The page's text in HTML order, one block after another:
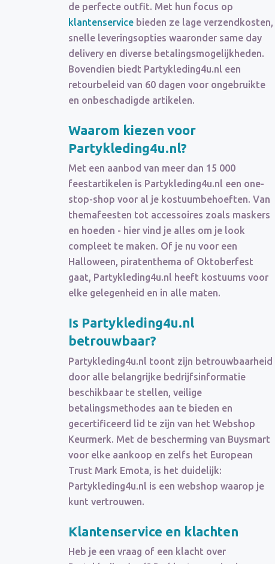
de perfecte outfit. Met hun focus op
klantenservice bieden ze lage verzendkosten,
snelle leveringsopties waaronder same day
delivery en diverse betalingsmogelijkheden.
Bovendien biedt Partykleding4u.nl een
retourbeleid van 60 dagen voor ongebruikte
en onbeschadigde artikelen.
Waarom kiezen voor
Partykleding4u.nl?
Met een aanbod van meer dan 15 000
feestartikelen is Partykleding4u.nl een one-
stop-shop voor al je kostuumbehoeften. Van
themafeesten tot accessoires zoals maskers
en hoeden - hier vind je alles om je look
compleet te maken. Of je nu voor een
Halloween, piratenthema of Oktoberfest
gaat, Partykleding4u.nl heeft kostuums voor
elke gelegenheid en in alle maten.
Is Partykleding4u.nl
betrouwbaar?
Partykleding4u.nl toont zijn betrouwbaarheid
door alle belangrijke bedrijfsinformatie
beschikbaar te stellen, veilige
betalingsmethodes aan te bieden en
gecertificeerd lid te zijn van het Webshop
Keurmerk. Met de bescherming van Buysmart
voor elke aankoop en zelfs het European
Trust Mark Emota, is het duidelijk:
Partykleding4u.nl is een webshop waarop je
kunt vertrouwen.
Klantenservice en klachten
Heb je een vraag of een klacht over